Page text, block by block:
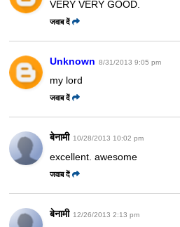
VERY VERY GOOD.
जवाब दें
Unknown 8/31/2013 9:05 pm
my lord
जवाब दें
बेनामी 10/28/2013 10:02 pm
excellent. awesome
जवाब दें
बेनामी 12/26/2013 2:13 pm